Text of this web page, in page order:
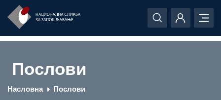
Послови
Насловна Послови